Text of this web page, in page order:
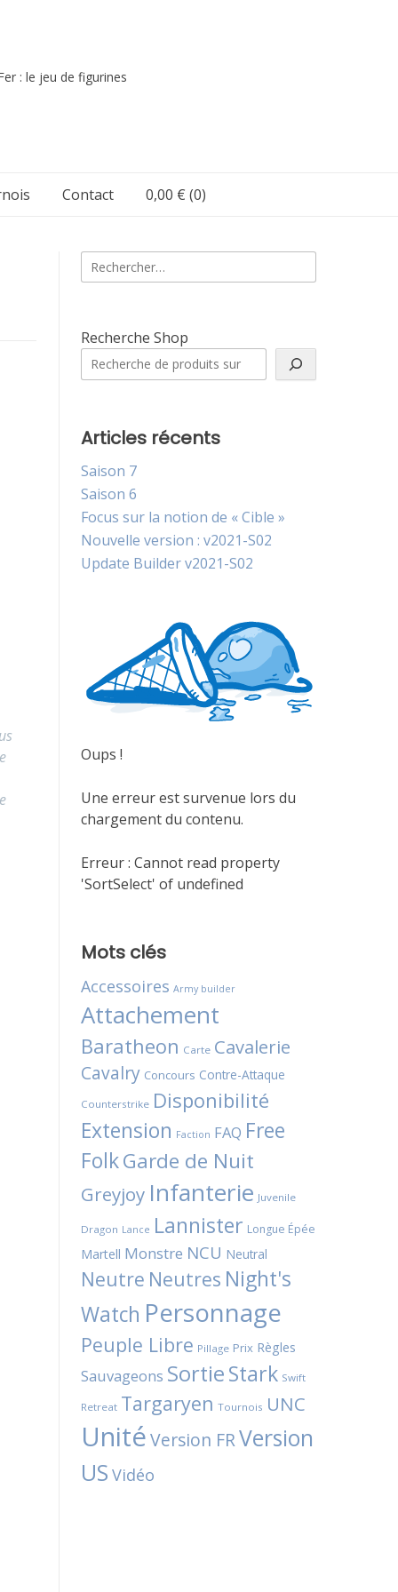
: le jeu de figurines
Contact 0,00 € (0)
Rechercher :
Recherche Shop
Articles récents
Saison 7
Saison 6
Focus sur la notion de « Cible »
Nouvelle version : v2021-S02
Update Builder v2021-S02
Oups !
Une erreur est survenue lors du
chargement du contenu.
Erreur : Cannot read property
'SortSelect' of undefined
Mots clés
Accessoires Army builder
Attachement
Baratheon Carte Cavalerie
Cavalry Concours Contre-Attaque
Counterstrike Disponibilité
Extension Faction FAQ Free
FolkGarde de Nuit
Greyjoy Infanterie Juvenile
Dragon Lance Lannister Longue Épée
Martell Monstre NCU Neutral
Neutre Neutres Night's
Watch Personnage
Peuple Libre Pillage Prix Règles
Sauvageons SortieStark Swift
Retreat Targaryen Tournois UNC
UnitéVersion FRVersion
US Vidéo